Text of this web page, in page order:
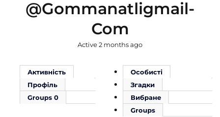
@gommanatligmail-
Com
Active 2 months ago
Активність
Профіль
Groups 0
Особисті
Згадки
Вибране
Groups